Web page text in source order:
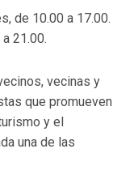
de 10.00 a 17.00.
21.00.
vecinas y
que promueven
y el
una de las